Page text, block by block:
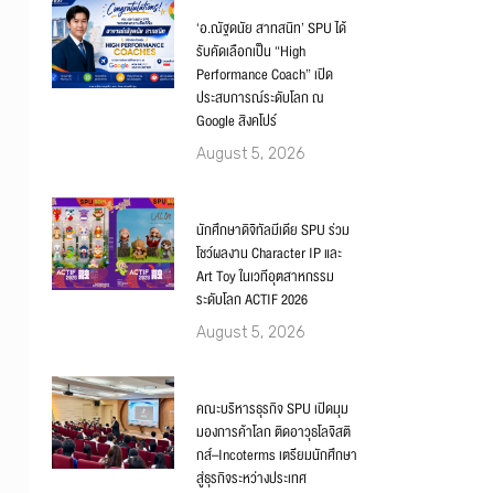
‘อ.ณัฐดนัย สาทสนิท’ SPU ได้
รับคัดเลือกเป็น “High
Performance Coach” เปิด
ประสบการณ์ระดับโลก ณ
Google สิงคโปร์
August 5, 2026
นักศึกษาดิจิทัลมีเดีย SPU ร่วม
โชว์ผลงาน Character IP และ
Art Toy ในเวทีอุตสาหกรรม
ระดับโลก ACTIF 2026
August 5, 2026
คณะบริหารธุรกิจ SPU เปิดมุม
มองการค้าโลก ติดอาวุธโลจิสติ
กส์–Incoterms เตรียมนักศึกษา
สู่ธุรกิจระหว่างประเทศ